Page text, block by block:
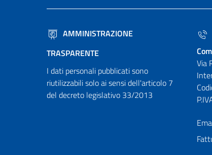
AMMINISTRAZIONE
TRASPARENTE
I dati personali pubblicati sono
riutilizzabili solo ai sensi dell'articolo 7
del decreto legislativo 33/2013
Via